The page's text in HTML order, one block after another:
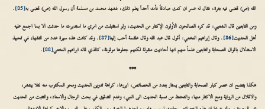
الله (ص) قضى فيه بغرة، فقال له عمر ان كنت صادقاً فأت أحداً يعلم ذلك، فشهد محمد بن مسلمة أن رسول الله (ص) قضى به[85]
.
ومن التابعين قال الشعبي: قد كره الصالحون الأولون الإكثار من الحديث، ولو استقبلت من امري ما استدبرت ما حدثت الا بما اجمع عليه
أهل الحديث[86] . وقال إبراهيم النخعي: أقول قال عبد الله وقال علقمة أحب إلينا[87]
. وقد كانت هذه سيرة عدد من الفقهاء في تحبيذ
الاستدلال باقوال الصحابة والتابعين علماً منهم انها أحاديث منقولة لكنهم جعلوها موقوفة، كالذي قاله ابراهيم النخعي[88]
.
***
هكذا يتضح ان عصر كبار الصحابة والتابعين يمتاز بعدد من الخصائص، ابرزها: كراهة تدوين الحديث ومحو المكتوب منه لئلا ينتشر،
والاقلال من الرواية ومنع الاكثار منها، والتحفظ من نسبة الحديث الى النبي، وعدم التدقيق في بحث الرجال والاسناد، والتثبت من الحديث